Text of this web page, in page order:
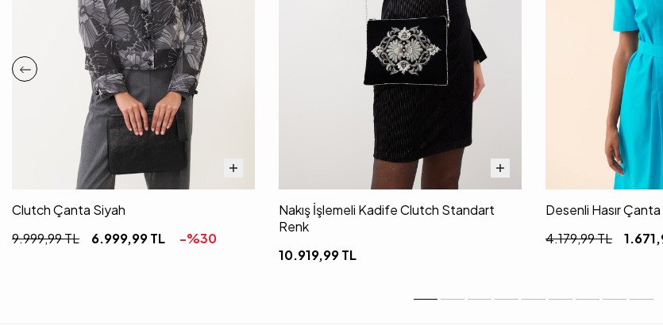
Clutch Çanta Siyah
9.999,99TL 6.999,99TL -%30
Nakış İşlemeli Kadife Clutch Standart
Renk
10.919,99TL
Desenli Hasır
4.179,99TL